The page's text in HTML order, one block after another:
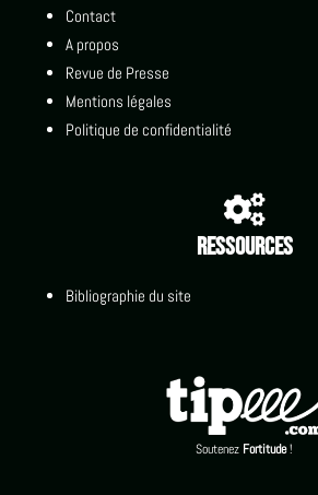
Contact
A propos
Revue de Presse
Mentions légales
Politique de confidentialité

Ressources
Bibliographie du site
Soutenez Fortitude!